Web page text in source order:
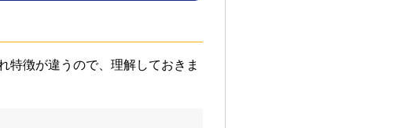
特徴が違うので、理解しておきま